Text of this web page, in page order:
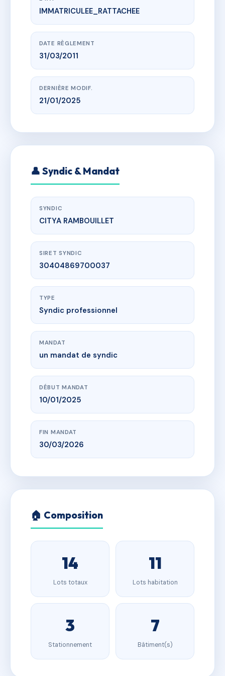
www.vme.plus/AC6567853
VILLA DES PRES DE LA CROIX
VILLA DES PRES DE LA CROIX 27 AV.DES PRES DE LA
CROIX 78830 BONNELLES
IMMATRICULEE_RATTACHEE
DATE RÈGLEMENT
31/03/2011
DERNIÈRE MODIF.
21/01/2025
👤 Syndic & Mandat
SYNDIC
CITYA RAMBOUILLET
SIRET SYNDIC
30404869700037
TYPE
Syndic professionnel
MANDAT
un mandat de syndic
DÉBUT MANDAT
10/01/2025
FIN MANDAT
30/03/2026
🏠 Composition
14
Lots totaux
11
Lots habitation
3
Stationnement
7
Bâtiment(s)